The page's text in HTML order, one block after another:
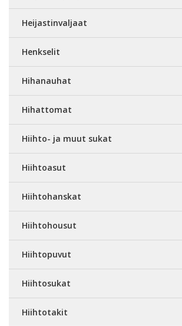
Heijastinvaljaat
Henkselit
Hihanauhat
Hihattomat
Hiihto- ja muut sukat
Hiihtoasut
Hiihtohanskat
Hiihtohousut
Hiihtopuvut
Hiihtosukat
Hiihtotakit